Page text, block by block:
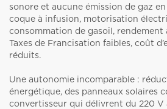
sonore et aucune émission de gaz
coque à infusion, motorisation
consommation de gasoil, rendement
Taxes de Francisation faibles, coût
réduits.
Une autonomie incomparable :
énergétique, des panneaux solaires
convertisseur qui délivrent du 220 V